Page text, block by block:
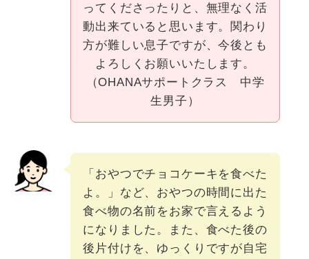
ってくださったりと、無理なく活
動出来ていると思います。関わり
方が難しい息子ですが、今後とも
よろしくお願いいたします。
（OHANAサポートクラス 中学
生男子）
「おやつでチョコケーキを食べた
よ。」など、おやつの時間に出た
食べ物の名前をお家で言えるよう
になりました。また、食べた後の
後片付けを、ゆっくりですが自宅